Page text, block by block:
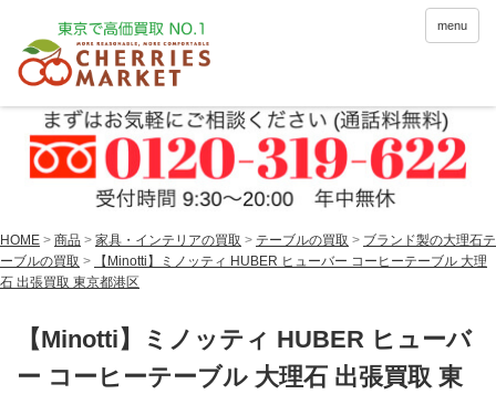
menu
HOME > 商品 > 家具・インテリアの買取 > テーブルの買取 > ブランド製の大理石テ
ーブルの買取 >
【Minotti】ミノッティ HUBER ヒューバー コーヒーテーブル 大理
石 出張買取 東京都港区
【Minotti】ミノッティ HUBER ヒューバ
ー コーヒーテーブル 大理石 出張買取 東